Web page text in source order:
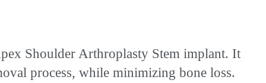
Shoulder Arthroplasty Stem implant. It
process, while minimizing bone loss.